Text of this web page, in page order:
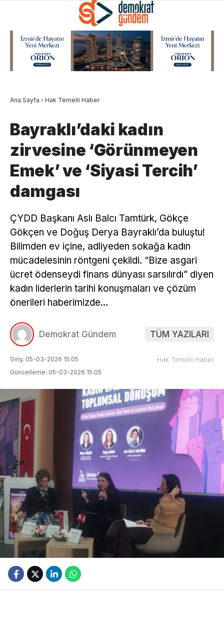
Ana Sayfa › Hak Temelli Haber
Bayraklı’daki kadın
zirvesine ‘Görünmeyen
Emek’ ve ‘Siyasi Tercih’
damgası
ÇYDD Başkanı Aslı Balcı Tamtürk, Gökçe
Gökçen ve Doğuş Derya Bayraklı’da buluştu!
Bilimden ev içine, adliyeden sokağa kadın
mücadelesinin röntgeni çekildi. “Bize asgari
ücret ödenseydi finans dünyası sarsılırdı” diyen
kadın liderlerin tarihi konuşmaları ve çözüm
önerileri haberimizde…
Demokrat Gündem TÜM YAZILARI
Giriş: 05-03-2026 15:05
Güncelleme: 05-03-2026 15:05
Hak Temelli Haber